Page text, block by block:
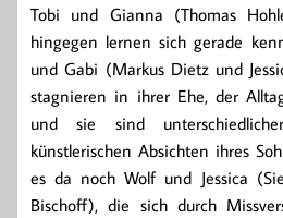
Tobi und Gianna (Thomas
hingegen lernen sich gerade
und Gabi (Markus Dietz und
stagnieren in ihrer Ehe, der
und sie sind
künstlerischen Absichten ihres
es da noch Wolf und Jessica
Bischoff), die sich durch